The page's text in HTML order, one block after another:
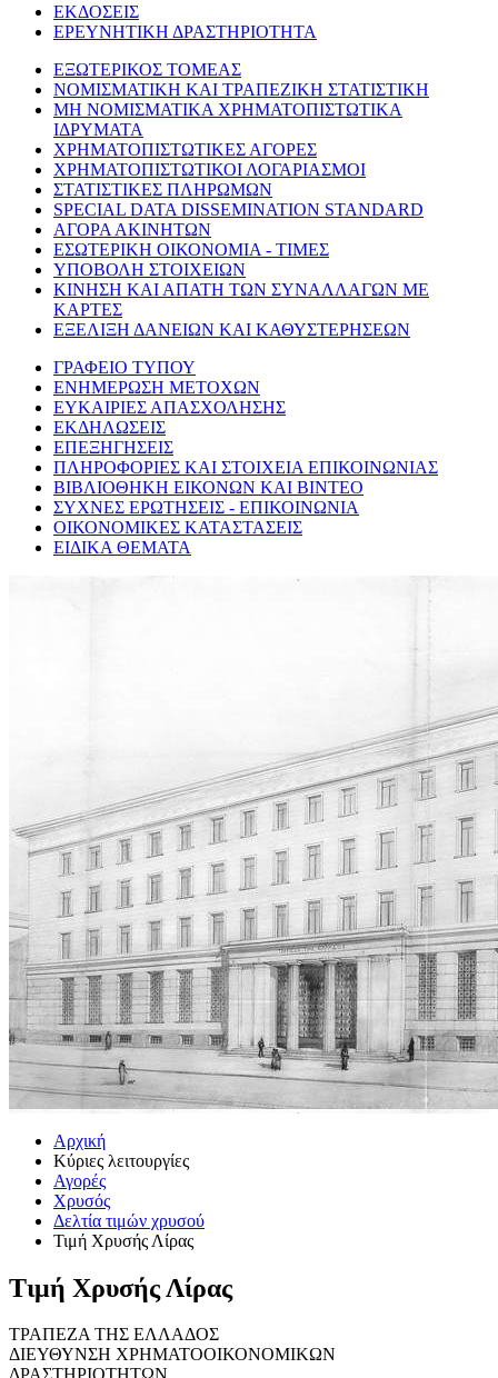
ΕΚΔΟΣΕΙΣ
ΕΡΕΥΝΗΤΙΚΗ ΔΡΑΣΤΗΡΙΟΤΗΤΑ
ΕΞΩΤΕΡΙΚΟΣ ΤΟΜΕΑΣ
ΝΟΜΙΣΜΑΤΙΚΗ ΚΑΙ ΤΡΑΠΕΖΙΚΗ ΣΤΑΤΙΣΤΙΚΗ
ΜΗ ΝΟΜΙΣΜΑΤΙΚΑ ΧΡΗΜΑΤΟΠΙΣΤΩΤΙΚΑ
ΙΔΡΥΜΑΤΑ
ΧΡΗΜΑΤΟΠΙΣΤΩΤΙΚΕΣ ΑΓΟΡΕΣ
ΧΡΗΜΑΤΟΠΙΣΤΩΤΙΚΟΙ ΛΟΓΑΡΙΑΣΜΟΙ
ΣΤΑΤΙΣΤΙΚΕΣ ΠΛΗΡΩΜΩΝ
SPECIAL DATA DISSEMINATION STANDARD
ΑΓΟΡΑ ΑΚΙΝΗΤΩΝ
ΕΣΩΤΕΡΙΚΗ ΟΙΚΟΝΟΜΙΑ - ΤΙΜΕΣ
ΥΠΟΒΟΛΗ ΣΤΟΙΧΕΙΩΝ
ΚΙΝΗΣΗ ΚΑΙ ΑΠΑΤΗ ΤΩΝ ΣΥΝΑΛΛΑΓΩΝ ΜΕ
ΚΑΡΤΕΣ
ΕΞΕΛΙΞΗ ΔΑΝΕΙΩΝ ΚΑΙ ΚΑΘΥΣΤΕΡΗΣΕΩΝ
ΓΡΑΦΕΙΟ ΤΥΠΟΥ
ΕΝΗΜΕΡΩΣΗ ΜΕΤΟΧΩΝ
ΕΥΚΑΙΡΙΕΣ ΑΠΑΣΧΟΛΗΣΗΣ
ΕΚΔΗΛΩΣΕΙΣ
ΕΠΕΞΗΓΗΣΕΙΣ
ΠΛΗΡΟΦΟΡΙΕΣ ΚΑΙ ΣΤΟΙΧΕΙΑ ΕΠΙΚΟΙΝΩΝΙΑΣ
ΒΙΒΛΙΟΘΗΚΗ ΕΙΚΟΝΩΝ ΚΑΙ ΒΙΝΤΕΟ
ΣΥΧΝΕΣ ΕΡΩΤΗΣΕΙΣ - ΕΠΙΚΟΙΝΩΝΙΑ
ΟΙΚΟΝΟΜΙΚΕΣ ΚΑΤΑΣΤΑΣΕΙΣ
ΕΙΔΙΚΑ ΘΕΜΑΤΑ
Αρχική
Κύριες λειτουργίες
Αγορές
Χρυσός
Δελτία τιμών χρυσού
Τιμή Χρυσής Λίρας
Τιμή Χρυσής Λίρας
ΤΡΑΠΕΖΑ ΤΗΣ ΕΛΛΑΔΟΣ
ΔΙΕΥΘΥΝΣΗ ΧΡΗΜΑΤΟΟΙΚΟΝΟΜΙΚΩΝ